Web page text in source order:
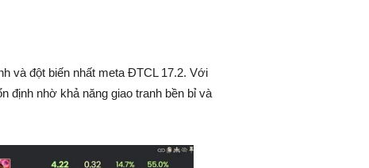
và đột biến nhất meta ĐTCL 17.2. Với
định nhờ khả năng giao tranh bền bỉ và